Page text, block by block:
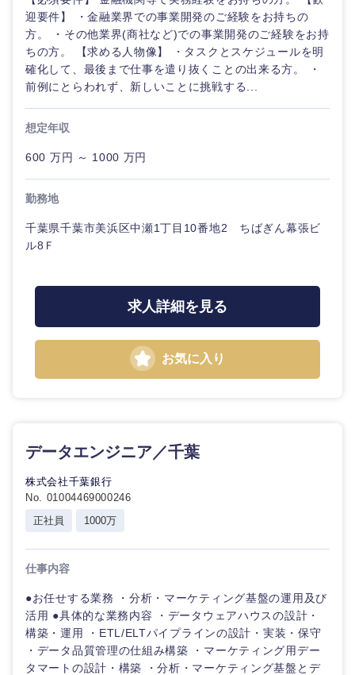
選択する
迎要件】 ・金融業界での事業開発のご経験をお持ちの
方。 ・その他業界(商社など)での事業開発のご経験をお持
ちの方。 【求める人物像】 ・タスクとスケジュールを明
確化して、最後まで仕事を遣り抜くことの出来る方。 ・
前例にとらわれず、新しいことに挑戦する...
想定年収
600 万円 ～ 1000 万円
勤務地
千葉県千葉市美浜区中瀬1丁目10番地2 ちばぎん幕張ビ
ル8Ｆ
求人詳細を見る
お気に入り
データエンジニア／千葉
株式会社千葉銀行
No. 01004469000246
正社員
1000万
仕事内容
●お任せする業務 ・分析・マーケティング基盤の運用及び
活用 ●具体的な業務内容 ・データウェアハウスの設計・
構築・運用 ・ETL/ELTパイプラインの設計・実装・保守
・データ品質管理の仕組み構築 ・マーケティング用デー
タマートの設計・構築 ・分析・マーケティング基盤とデ